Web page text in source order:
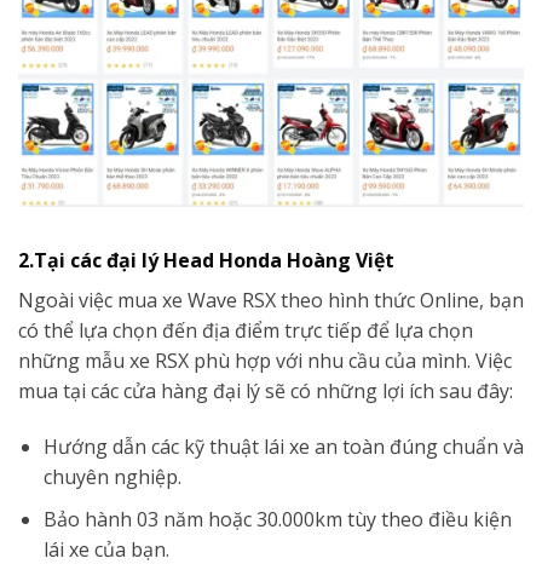
2.Tại các đại lý Head Honda Hoàng Việt
Ngoài việc mua xe Wave RSX theo hình thức Online, bạn
có thể lựa chọn đến địa điểm trực tiếp để lựa chọn
những mẫu xe RSX phù hợp với nhu cầu của mình. Việc
mua tại các cửa hàng đại lý sẽ có những lợi ích sau đây:
Hướng dẫn các kỹ thuật lái xe an toàn đúng chuẩn và
chuyên nghiệp.
Bảo hành 03 năm hoặc 30.000km tùy theo điều kiện
lái xe của bạn.